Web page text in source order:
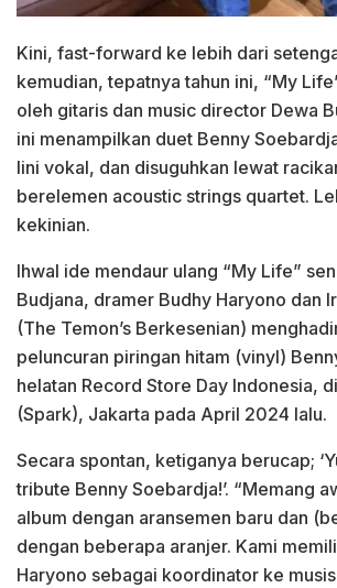
Kini, fast-forward ke lebih dari
kemudian, tepatnya tahun ini, “My
oleh gitaris dan music director Dewa
ini menampilkan duet Benny
lini vokal, dan disuguhkan lewat
berelemen acoustic strings quartet.
kekinian.
Ihwal ide mendaur ulang “My Life”
Budjana, dramer Budhy Haryono dan
(The Temon’s Berkesenian)
peluncuran piringan hitam (vinyl)
helatan Record Store Day Indonesia,
(Spark), Jakarta pada April 2024 lalu.
Secara spontan, ketiganya berucap;
tribute Benny Soebardja!’. “Memang
album dengan aransemen baru dan
dengan beberapa aranjer. Kami
Haryono sebagai koordinator ke